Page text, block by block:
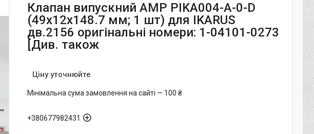
Клапан випускний AMP PIKA004-A-0-D
(49x12x148.7 мм; 1 шт) для IKARUS
дв.2156 оригінальні номери: 1-04101-0273
[Див. також
Ціну уточнюйте
Мінімальна сума замовлення на сайті — 100 ₴
+380677982431